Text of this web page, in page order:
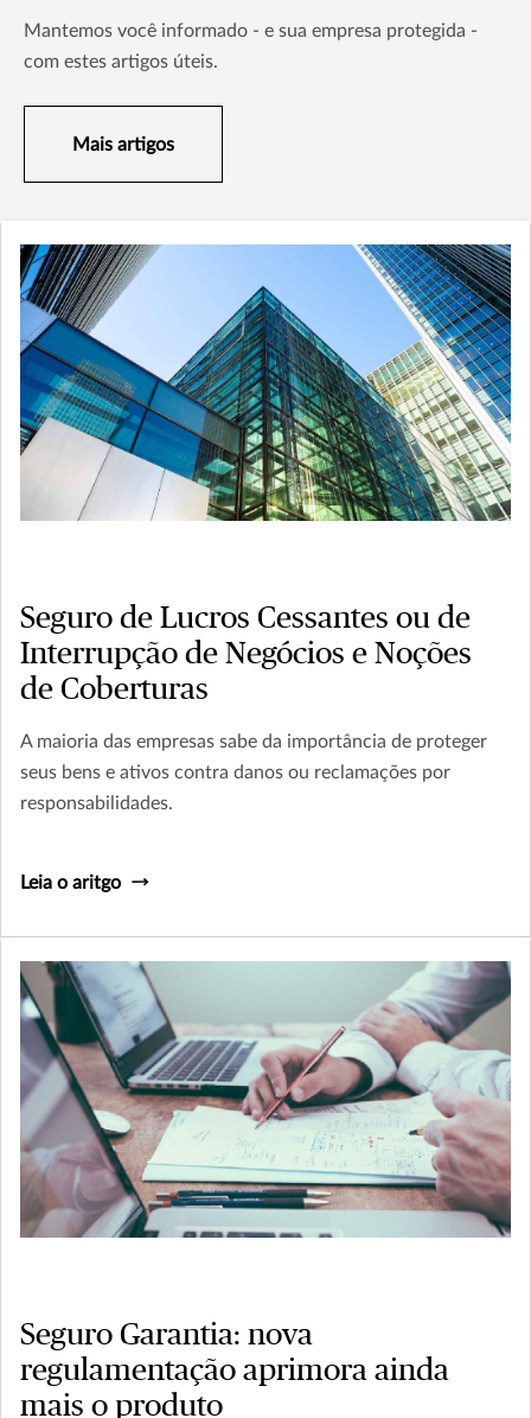
Mantemos você informado - e sua empresa protegida -
com estes artigos úteis.
Mais artigos
Seguro de Lucros Cessantes ou de
Interrupção de Negócios e Noções
de Coberturas
A maioria das empresas sabe da importância de proteger
seus bens e ativos contra danos ou reclamações por
responsabilidades.
Leia o aritgo
Seguro Garantia: nova
regulamentação aprimora ainda
mais o produto